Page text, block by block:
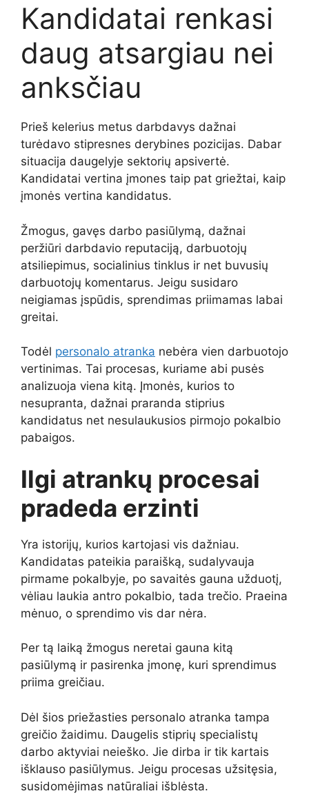
Kandidatai renkasi
daug atsargiau nei
anksčiau
Prieš kelerius metus darbdavys dažnai
turėdavo stipresnes derybines pozicijas. Dabar
situacija daugelyje sektorių apsivertė.
Kandidatai vertina įmones taip pat griežtai, kaip
įmonės vertina kandidatus.
Žmogus, gavęs darbo pasiūlymą, dažnai
peržiūri darbdavio reputaciją, darbuotojų
atsiliepimus, socialinius tinklus ir net buvusių
darbuotojų komentarus. Jeigu susidaro
neigiamas įspūdis, sprendimas priimamas labai
greitai.
Todėl personalo atranka nebėra vien darbuotojo
vertinimas. Tai procesas, kuriame abi pusės
analizuoja viena kitą. Įmonės, kurios to
nesupranta, dažnai praranda stiprius
kandidatus net nesulaukusios pirmojo pokalbio
pabaigos.
Ilgi atrankų procesai
pradeda erzinti
Yra istorijų, kurios kartojasi vis dažniau.
Kandidatas pateikia paraišką, sudalyvauja
pirmame pokalbyje, po savaitės gauna užduotį,
vėliau laukia antro pokalbio, tada trečio. Praeina
mėnuo, o sprendimo vis dar nėra.
Per tą laiką žmogus neretai gauna kitą
pasiūlymą ir pasirenka įmonę, kuri sprendimus
priima greičiau.
Dėl šios priežasties personalo atranka tampa
greičio žaidimu. Daugelis stiprių specialistų
darbo aktyviai neieško. Jie dirba ir tik kartais
išklauso pasiūlymus. Jeigu procesas užsitęsia,
susidomėjimas natūraliai išblėsta.